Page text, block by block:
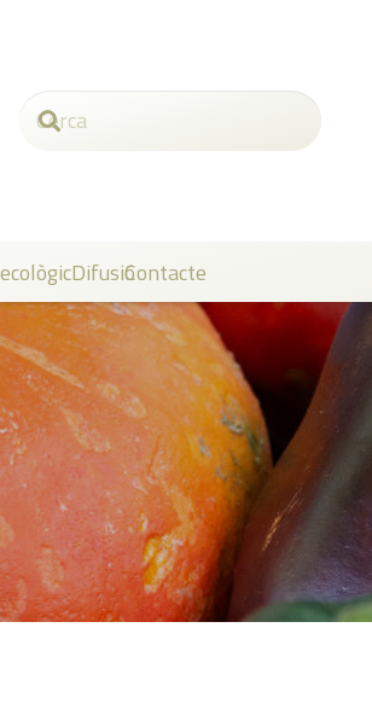
DifusióContacte